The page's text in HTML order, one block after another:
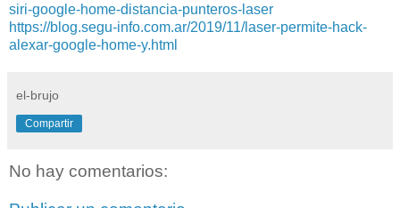
siri-google-home-distancia-punteros-laser
https://blog.segu-info.com.ar/2019/11/laser-permite-hack-
alexar-google-home-y.html
el-brujo
Compartir
No hay comentarios: